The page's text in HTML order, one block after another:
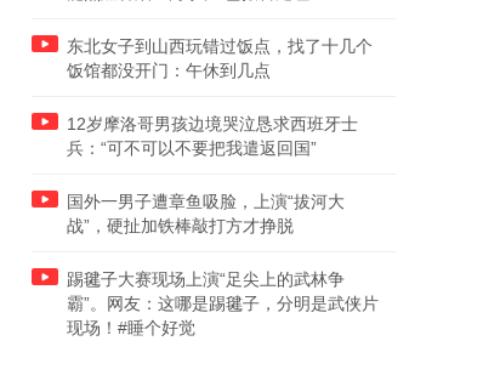
东北女子到山西玩错过饭点，找了十几个
饭馆都没开门：午休到几点
12岁摩洛哥男孩边境哭泣恳求西班牙士
兵：“可不可以不要把我遣返回国”
国外一男子遭章鱼吸脸，上演“拔河大
战”，硬扯加铁棒敲打方才挣脱
踢毽子大赛现场上演“足尖上的武林争
霸”。网友：这哪是踢毽子，分明是武侠片
现场！#睡个好觉